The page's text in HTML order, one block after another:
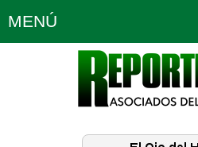
MENÚ
Política Opinión
Planeta Tierra